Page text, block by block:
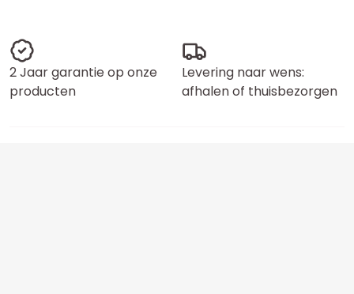
2 Jaar garantie op onze
producten
Levering naar wens:
afhalen of thuisbezorgen